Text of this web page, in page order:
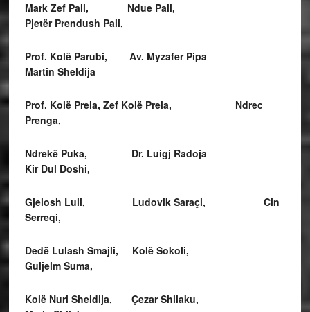
Mark Zef Pali, Ndue Pali,
Pjetër Prendush Pali,
Prof. Kolë Parubi, Av. Myzafer Pipa
Martin Sheldija
Prof. Kolë Prela, Zef Kolë Prela, Ndrec
Prenga,
Ndrekë Puka, Dr. Luigj Radoja
Kir Dul Doshi,
Gjelosh Luli, Ludovik Saraçi, Cin
Serreqi,
Dedë Lulash Smajli, Kolë Sokoli,
Guljelm Suma,
Kolë Nuri Sheldija, Çezar Shllaku,